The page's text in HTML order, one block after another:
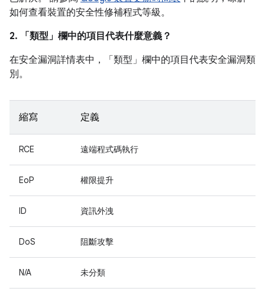
如何查看裝置的安全性修補程式等級。
2. 「類型」 欄中的項目代表什麼意義？
在安全漏洞詳情表中，「類型」 欄中的項目代表安全漏洞類
別。
縮寫 定義
RCE 遠端程式碼執行
EoP 權限提升
ID 資訊外洩
DoS 阻斷攻擊
N/A 未分類